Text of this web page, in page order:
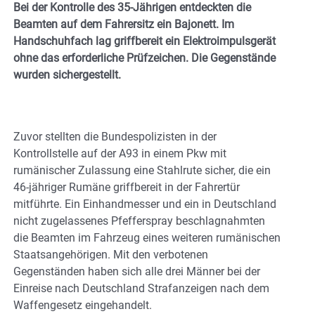
Bei der Kontrolle des 35-Jährigen entdeckten die
Beamten auf dem Fahrersitz ein Bajonett. Im
Handschuhfach lag griffbereit ein Elektroimpulsgerät
ohne das erforderliche Prüfzeichen. Die Gegenstände
wurden sichergestellt.
Zuvor stellten die Bundespolizisten in der
Kontrollstelle auf der A93 in einem Pkw mit
rumänischer Zulassung eine Stahlrute sicher, die ein
46-jähriger Rumäne griffbereit in der Fahrertür
mitführte. Ein Einhandmesser und ein in Deutschland
nicht zugelassenes Pfefferspray beschlagnahmten
die Beamten im Fahrzeug eines weiteren rumänischen
Staatsangehörigen. Mit den verbotenen
Gegenständen haben sich alle drei Männer bei der
Einreise nach Deutschland Strafanzeigen nach dem
Waffengesetz eingehandelt.